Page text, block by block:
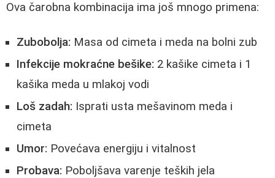
Ova čarobna kombinacija ima još mnogo primena:
Zubobolja: Masa od cimeta i meda na bolni zub
Infekcije mokraćne bešike: 2 kašike cimeta i 1
kašika meda u mlakoj vodi
Loš zadah: Isprati usta mešavinom meda i
cimeta
Umor: Povećava energiju i vitalnost
Probava: Poboljšava varenje teških jela